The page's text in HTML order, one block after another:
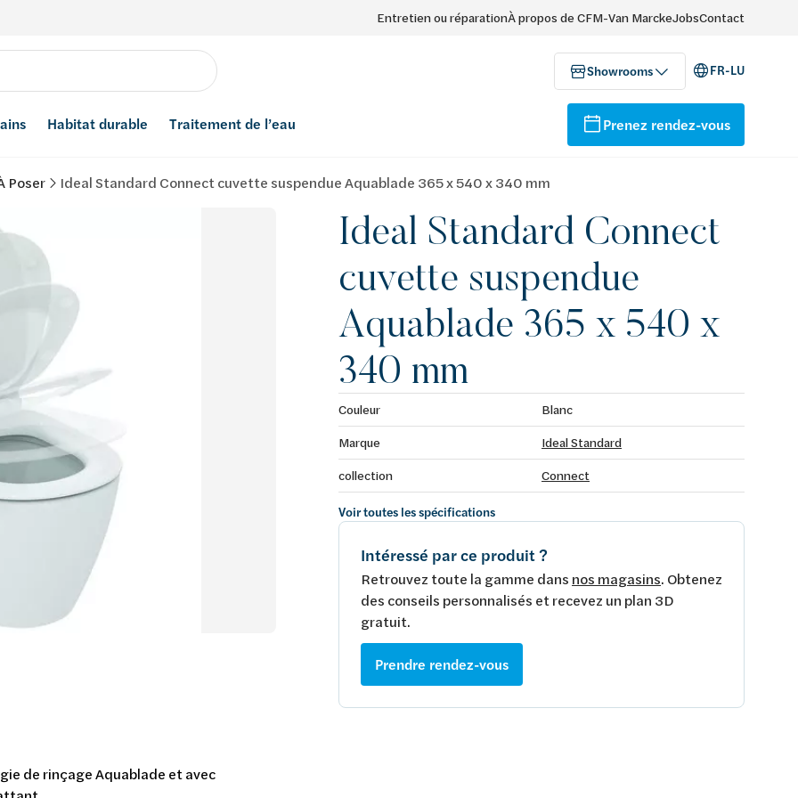
Entretien ou réparationÀ propos de CFM-Van MarckeJobsContact
Showrooms FR-LU
Habitat durable Traitement de l’eau Prenez rendez-vous
Poser Ideal Standard Connect cuvette suspendue Aquablade 365 x 540 x 340 mm
Ideal Standard Connect
cuvette suspendue
Aquablade 365 x 540 x
340 mm
Couleur
Blanc
Marque
Ideal Standard
collection
Connect
Voir toutes les spécifications
Intéressé par ce produit ?
Retrouvez toute la gamme dans nos magasins. Obtenez
des conseils personnalisés et recevez un plan 3D
gratuit.
Prendre rendez-vous
de rinçage Aquablade et avec